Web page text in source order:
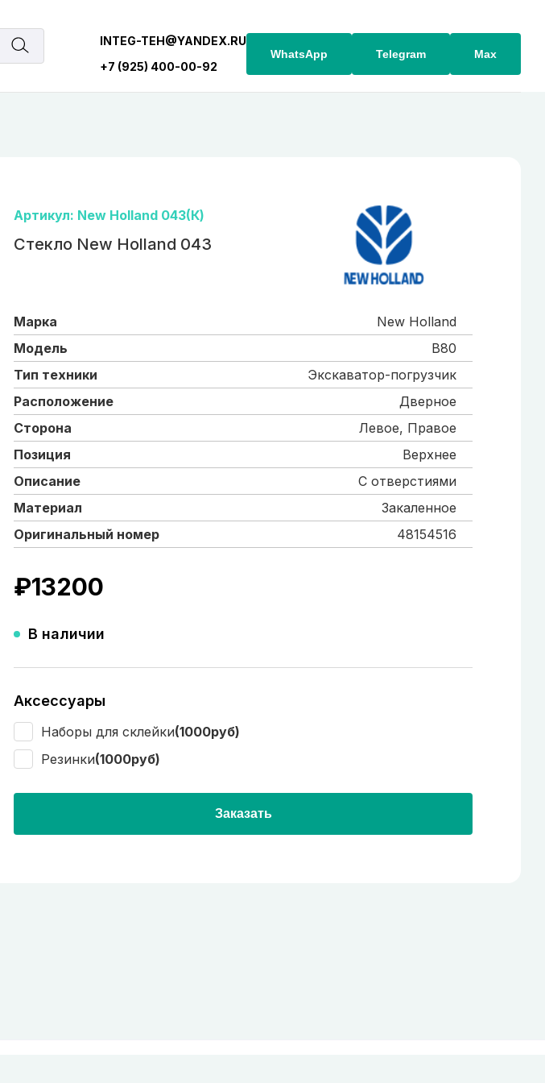
INTEG-TEH@YANDEX.RU
+7 (925) 400-00-92
WhatsApp Telegram Max
Артикул: New Holland 043(К)
Стекло New Holland 043
Марка
New Holland
Модель
B80
Тип техники
Экскаватор-погрузчик
Расположение
Дверное
Сторона
Левое, Правое
Позиция
Верхнее
Описание
С отверстиями
Материал
Закаленное
Оригинальный номер
48154516
₽13200
В наличии
Аксессуары
Наборы для склейки(1000руб)
Резинки(1000руб)
Заказать